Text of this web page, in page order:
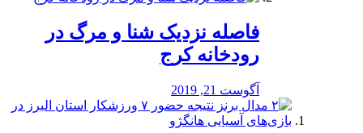
️فاصله نزدیک شنا و مرگ در
رودخانه کرج
آگوست 21, 2019